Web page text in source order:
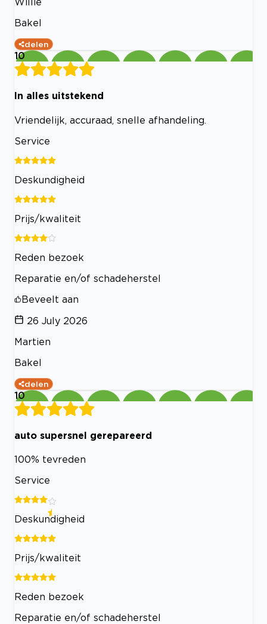
Bakel
delen
10
In alles uitstekend
Vriendelijk, accuraad, snelle afhandeling.
Service
Deskundigheid
Prijs/kwaliteit
Reden bezoek
Reparatie en/of schadeherstel
Beveelt aan
26 July 2026
Martien
Bakel
delen
10
auto supersnel gerepareerd
100% tevreden
Service
Deskundigheid
Prijs/kwaliteit
Reden bezoek
Reparatie en/of schadeherstel